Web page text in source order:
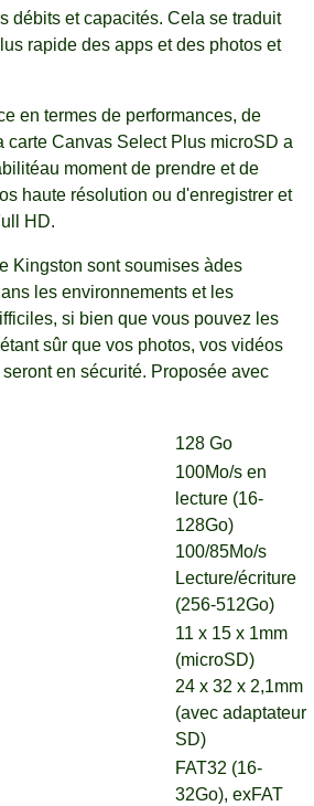
débits et capacités. Cela se traduit
rapide des apps et des photos et
en termes de performances, de
carte Canvas Select Plus microSD a
moment de prendre et de
haute résolution ou d'enregistrer et
HD.
Kingston sont soumises àdes
les environnements et les
si bien que vous pouvez les
sûr que vos photos, vos vidéos
en sécurité. Proposée avec
128 Go
100Mo/s en
lecture (16-
128Go)
100/85Mo/s
Lecture/écriture
(256-512Go)
11 x 15 x 1mm
(microSD)
24 x 32 x 2,1mm
(avec adaptateur
SD)
FAT32 (16-
32Go), exFAT